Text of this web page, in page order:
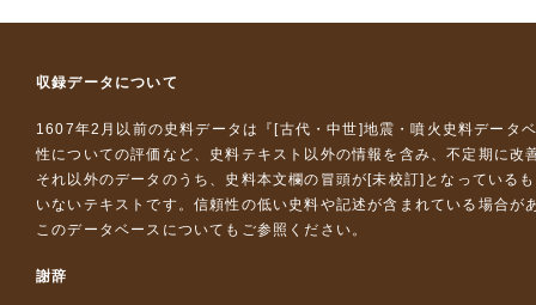
収録データについて
1607年2月以前の史料データは『 [古代・中世]地震・噴火史料データ
性についての評価など、史料テキスト以外の情報を含み、不定期に改
それ以外のデータのうち、史料本文欄の冒頭が[未校訂]となっている
いないテキストです。信頼性の低い史料や記述が含まれている場合が
このデータベースについて もご参照ください。
謝辞